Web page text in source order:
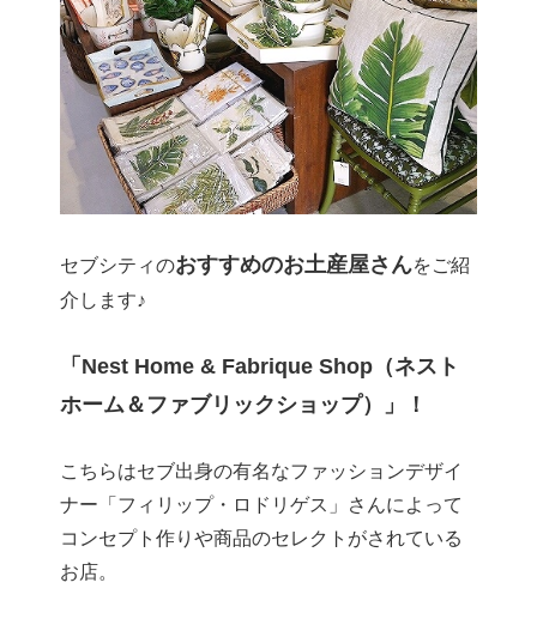
セブシティのおすすめのお土産屋さんをご紹
介します♪
「Nest Home & Fabrique Shop（ネスト
ホーム＆ファブリックショップ）」！
こちらはセブ出身の有名なファッションデザイ
ナー「フィリップ・ロドリゲス」さんによって
コンセプト作りや商品のセレクトがされている
お店。